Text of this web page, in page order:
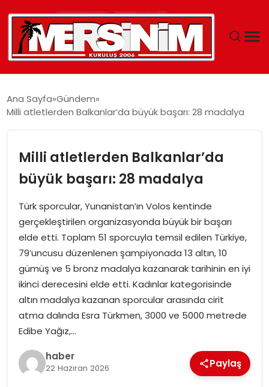
GÜNCEL
SAĞLIK
EĞITIM
SPOR
EKONOMI
MAGAZIN
DÜNYA
OTOMOBIL
Ana Sayfa Gündem
Milli atletlerden Balkanlar’da büyük başarı: 28 madalya
Milli atletlerden Balkanlar’da
büyük başarı: 28 madalya
Türk sporcular, Yunanistan’ın Volos kentinde
gerçekleştirilen organizasyonda büyük bir başarı
elde etti. Toplam 51 sporcuyla temsil edilen Türkiye,
79’uncusu düzenlenen şampiyonada 13 altın, 10
gümüş ve 5 bronz madalya kazanarak tarihinin en iyi
ikinci derecesini elde etti. Kadınlar kategorisinde
altın madalya kazanan sporcular arasında cirit
atma dalında Esra Türkmen, 3000 ve 5000 metrede
Edibe Yağız,…
haber
22 Haziran 2026 Paylaş